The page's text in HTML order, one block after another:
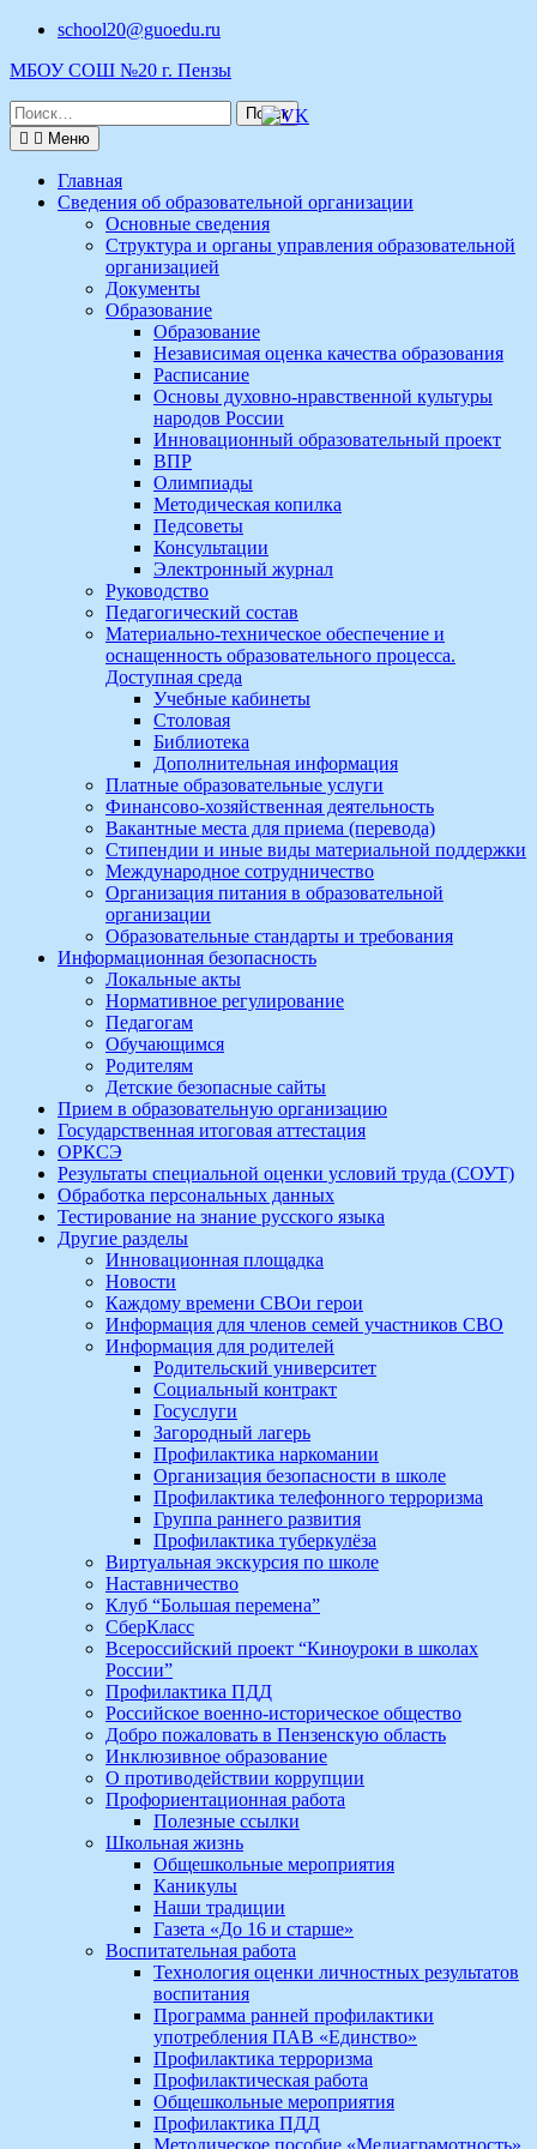
Перейти
содержимому
school20@guoedu.ru
МБОУ СОШ №20 г. Пензы
Поиск
по:
Меню
Главная
Сведения об образовательной организации
Основные сведения
Структура и органы управления образовательной
организацией
Документы
Образование
Образование
Независимая оценка качества образования
Расписание
Основы духовно-нравственной культуры
народов России
Инновационный образовательный проект
ВПР
Олимпиады
Методическая копилка
Педсоветы
Консультации
Электронный журнал
Руководство
Педагогический состав
Материально-техническое обеспечение и
оснащенность образовательного процесса.
Доступная среда
Учебные кабинеты
Столовая
Библиотека
Дополнительная информация
Платные образовательные услуги
Финансово-хозяйственная деятельность
Вакантные места для приема (перевода)
Стипендии и иные виды материальной поддержки
Международное сотрудничество
Организация питания в образовательной
организации
Образовательные стандарты и требования
Информационная безопасность
Локальные акты
Нормативное регулирование
Педагогам
Обучающимся
Родителям
Детские безопасные сайты
Прием в образовательную организацию
Государственная итоговая аттестация
ОРКСЭ
Результаты специальной оценки условий труда (СОУТ)
Обработка персональных данных
Тестирование на знание русского языка
Другие разделы
Инновационная площадка
Новости
Каждому времени СВОи герои
Информация для членов семей участников СВО
Информация для родителей
Родительский университет
Социальный контракт
Госуслуги
Загородный лагерь
Профилактика наркомании
Организация безопасности в школе
Профилактика телефонного терроризма
Группа раннего развития
Профилактика туберкулёза
Виртуальная экскурсия по школе
Наставничество
Клуб “Большая перемена”
СберКласс
Всероссийский проект “Киноуроки в школах
России”
Профилактика ПДД
Российское военно-историческое общество
Добро пожаловать в Пензенскую область
Инклюзивное образование
О противодействии коррупции
Профориентационная работа
Полезные ссылки
Школьная жизнь
Общешкольные мероприятия
Каникулы
Наши традиции
Газета «До 16 и старше»
Воспитательная работа
Технология оценки личностных результатов
воспитания
Программа ранней профилактики
употребления ПАВ «Единство»
Профилактика терроризма
Профилактическая работа
Общешкольные мероприятия
Профилактика ПДД
Методическое пособие «Медиаграмотность»